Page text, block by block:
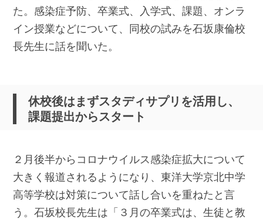
た。感染症予防、卒業式、入学式、課題、オンラ
イン授業などについて、同校の試みを石坂康倫校
長先生に話を聞いた。
休校後はまずスタディサプリを活用し、
課題提出からスタート
２月後半からコロナウイルス感染症拡大について
大きく報道されるようになり、東洋大学京北中学
高等学校は対策について話し合いを重ねたと言
う。石坂校長先生は「３月の卒業式は、生徒と教